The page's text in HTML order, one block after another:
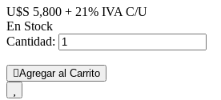
U$S 5,800 + 21% IVA C/U
En Stock
Cantidad:
Agregar al Carrito